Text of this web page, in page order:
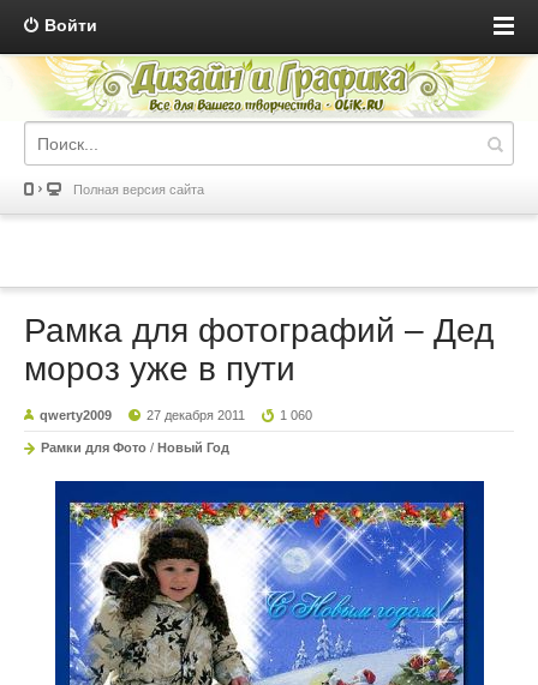
Войти
Полная версия сайта
Рамка для фотографий – Дед
мороз уже в пути
qwerty2009 27 декабря 2011 1 060
Рамки для Фото / Новый Год